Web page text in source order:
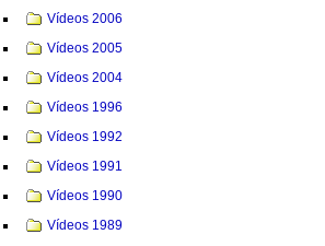
Vídeos 2006
Vídeos 2005
Vídeos 2004
Vídeos 1996
Vídeos 1992
Vídeos 1991
Vídeos 1990
Vídeos 1989